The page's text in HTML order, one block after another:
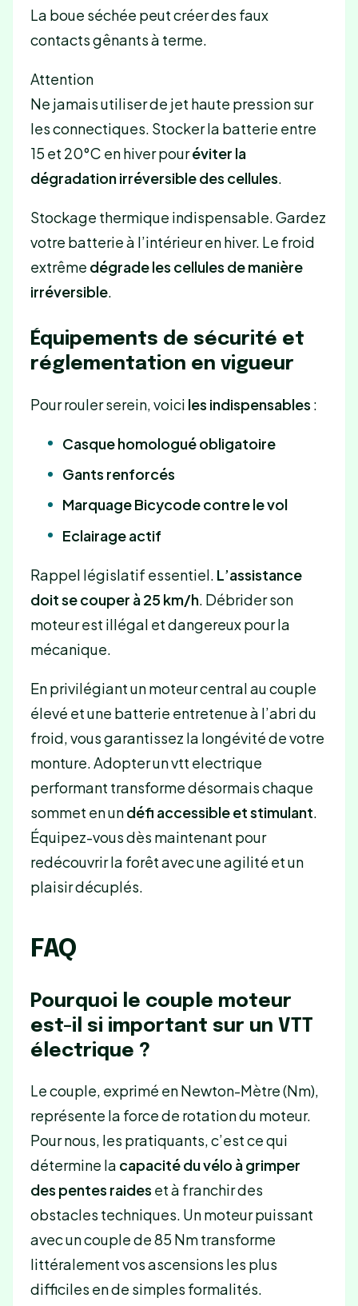
La boue séchée peut créer des faux
contacts gênants à terme.
Attention
Ne jamais utiliser de jet haute pression sur
les connectiques. Stocker la batterie entre
15 et 20°C en hiver pouréviter la
dégradation irréversible des cellules.
Stockage thermique indispensable. Gardez
votre batterie à l’intérieur en hiver. Le froid
extrême dégrade les cellules de manière
irréversible.
Équipements de sécurité et
réglementation en vigueur
Pour rouler serein, voici les indispensables :
Casque homologué obligatoire
Gants renforcés
Marquage Bicycode contre le vol
Eclairage actif
Rappel législatif essentiel. L’assistance
doit se couper à 25 km/h. Débrider son
moteur est illégal et dangereux pour la
mécanique.
En privilégiant un moteur central au couple
élevé et une batterie entretenue à l’abri du
froid, vous garantissez la longévité de votre
monture. Adopter un vtt electrique
performant transforme désormais chaque
sommet en undéfi accessible et stimulant.
Équipez-vous dès maintenant pour
redécouvrir la forêt avec une agilité et un
plaisir décuplés.
FAQ
Pourquoi le couple moteur
est-il si important sur un VTT
électrique ?
Le couple, exprimé en Newton-Mètre (Nm),
représente la force de rotation du moteur.
Pour nous, les pratiquants, c’est ce qui
détermine la capacité du vélo à grimper
des pentes raides et à franchir des
obstacles techniques. Un moteur puissant
avec un couple de 85 Nm transforme
littéralement vos ascensions les plus
difficiles en de simples formalités.